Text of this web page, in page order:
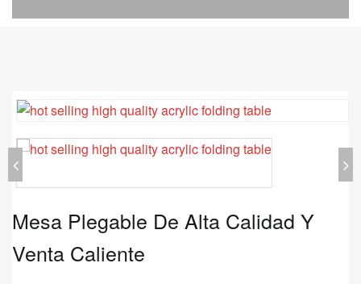
Mesa Plegable De Alta Calidad Y
Venta Caliente